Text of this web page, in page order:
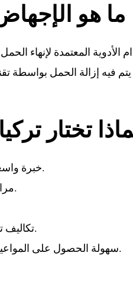
ما هو
فيه إزالة الحمل
تختار
خبرة واسعة للأطباء في مجال طب النساء والتوليد.
مرافق طبية حديثة ومجهزة بأحدث التقنيات.
تكاليف تنافسية مقارنة بالدول الأوروبية والعربية.
سهولة الحصول على.